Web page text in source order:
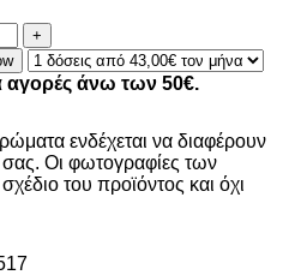
αγορές άνω των 50€.
ενδέχεται να διαφέρουν
Οι φωτογραφίες των
του προϊόντος και όχι